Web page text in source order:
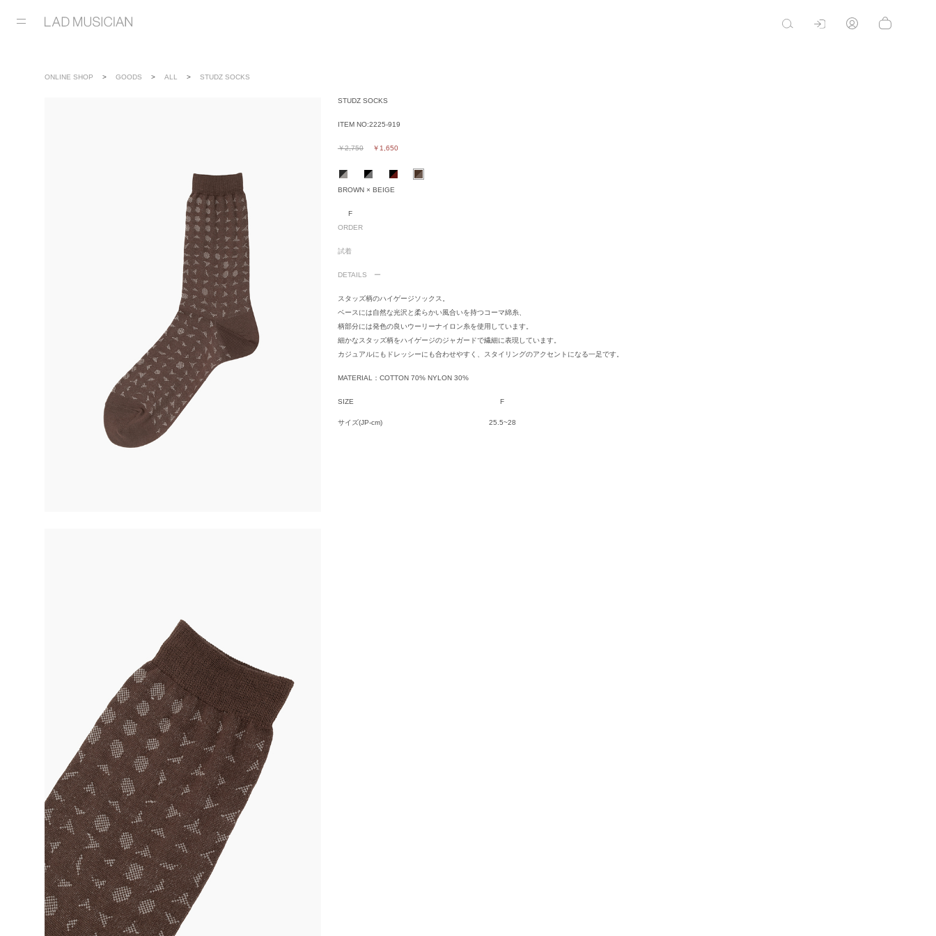
ONLINE SHOP GOODS ALL STUDZ SOCKS
STUDZ SOCKS
ITEM NO:2225-919
￥2,750 ￥1,650
BROWN × BEIGE
F
ORDER
試着
DETAILS
スタッズ柄のハイゲージソックス。
ベースには自然な光沢と柔らかい風合いを持つコーマ綿糸、
柄部分には発色の良いウーリーナイロン糸を使用しています。
細かなスタッズ柄をハイゲージのジャガードで繊細に表現しています。
カジュアルにもドレッシーにも合わせやすく、スタイリングのアクセントになる一足です。
MATERIAL：COTTON 70% NYLON 30%
SIZE F
サイズ(JP-cm) 25.5~28